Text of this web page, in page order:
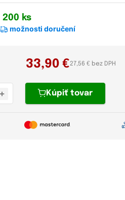
200 ks
možnosti doručení
33,90 €27,56 € bez DPH
Kúpiťtovar